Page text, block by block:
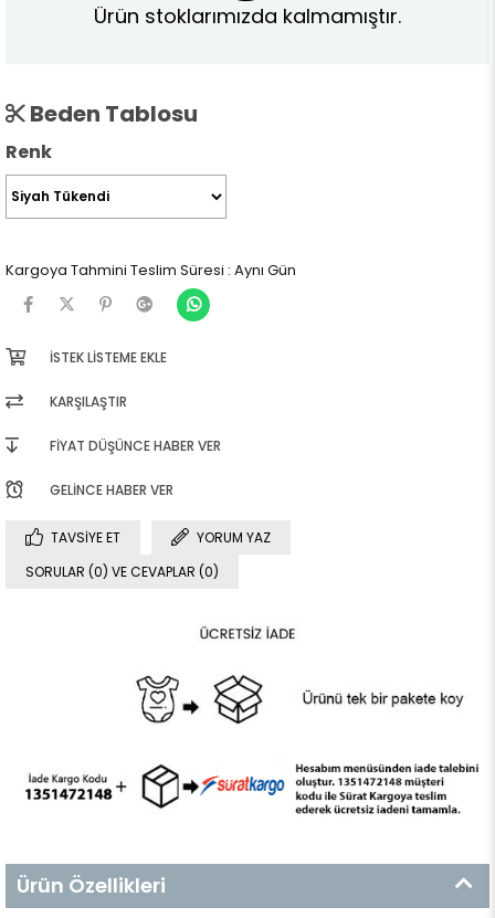
Ürün stoklarımızda kalmamıştır.
Beden Tablosu
Renk
Kargoya Tahmini Teslim Süresi : Aynı Gün
İSTEK LISTEME EKLE
KARŞILAŞTIR
FIYAT DÜŞÜNCE HABER VER
GELINCE HABER VER
TAVSIYE ET
YORUM YAZ
SORULAR (0) VE CEVAPLAR (0)
Ürün Özellikleri